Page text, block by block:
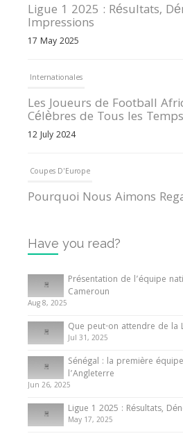
Ligue 1 2025 : Résultats,
Impressions
17 May 2025
Internationales
Les Joueurs de Football
Célèbres de Tous les Temps
12 July 2024
Coupes D'Europe
Pourquoi Nous Aimons
Internationales
Tout ce que vous devez
d’Afrique des Nations
10 May 2024
Internationales
Présentation de l’équipe
du Cameroun
8 August 2025
Have you read?
Présentation de l’équipe
Cameroun
Aug 8, 2025
Que peut-on attendre de la
Jul 31, 2025
Sénégal : la première
l’Angleterre
Jun 26, 2025
Ligue 1 2025 : Résultats,
May 17, 2025